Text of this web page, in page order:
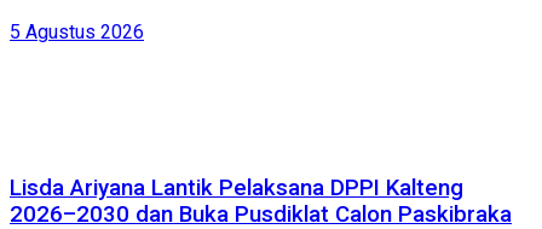
5 Agustus 2026
Lisda Ariyana Lantik Pelaksana DPPI Kalteng
2026–2030 dan Buka Pusdiklat Calon Paskibraka